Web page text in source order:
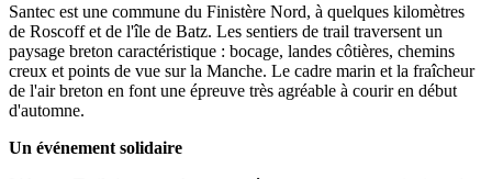
Santec est une commune du Finistère Nord, à quelques kilomètres
de Roscoff et de l'île de Batz. Les sentiers de trail traversent un
paysage breton caractéristique : bocage, landes côtières, chemins
creux et points de vue sur la Manche. Le cadre marin et la fraîcheur
de l'air breton en font une épreuve très agréable à courir en début
d'automne.
Un événement solidaire